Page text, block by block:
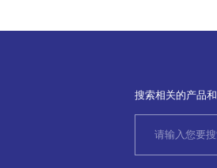
搜索相关的产品